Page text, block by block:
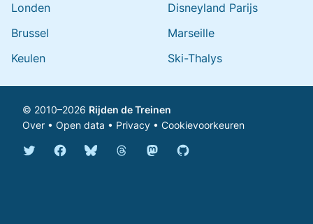
Londen
Brussel
Keulen
Disneyland Parijs
Marseille
Ski-Thalys
© 2010–2026 Rijden de Treinen
Over • Open data • Privacy • Cookievoorkeuren